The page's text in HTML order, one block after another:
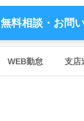
無料相談・お問
WEB勤怠 支店